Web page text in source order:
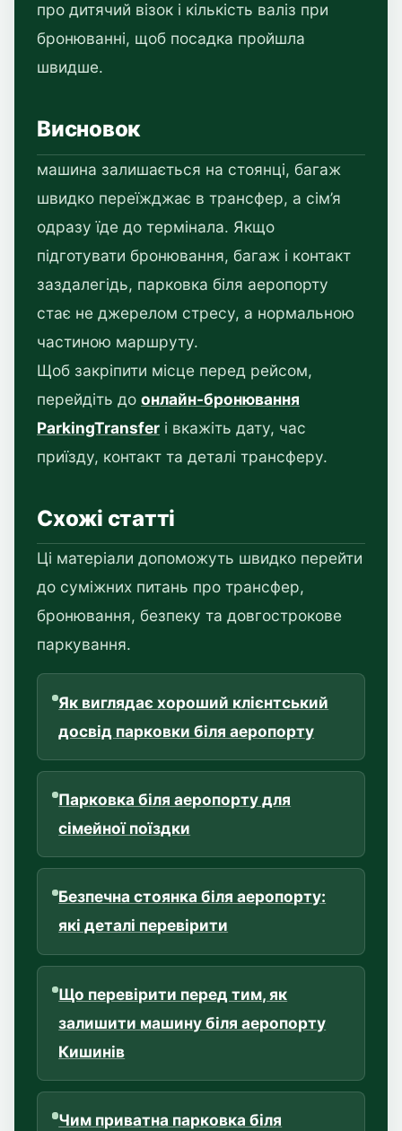
про дитячий візок і кількість валіз при
бронюванні, щоб посадка пройшла
швидше.
Висновок
машина залишається на стоянці, багаж
швидко переїжджає в трансфер, а сім’я
одразу їде до термінала. Якщо
підготувати бронювання, багаж і контакт
заздалегідь, парковка біля аеропорту
стає не джерелом стресу, а нормальною
частиною маршруту.
Щоб закріпити місце перед рейсом,
перейдіть до онлайн-бронювання
ParkingTransfer і вкажіть дату, час
приїзду, контакт та деталі трансферу.
Схожі статті
Ці матеріали допоможуть швидко перейти
до суміжних питань про трансфер,
бронювання, безпеку та довгострокове
паркування.
Як виглядає хороший клієнтський
досвід парковки біля аеропорту
Парковка біля аеропорту для
сімейної поїздки
Безпечна стоянка біля аеропорту:
які деталі перевірити
Що перевірити перед тим, як
залишити машину біля аеропорту
Кишинів
Чим приватна парковка біля